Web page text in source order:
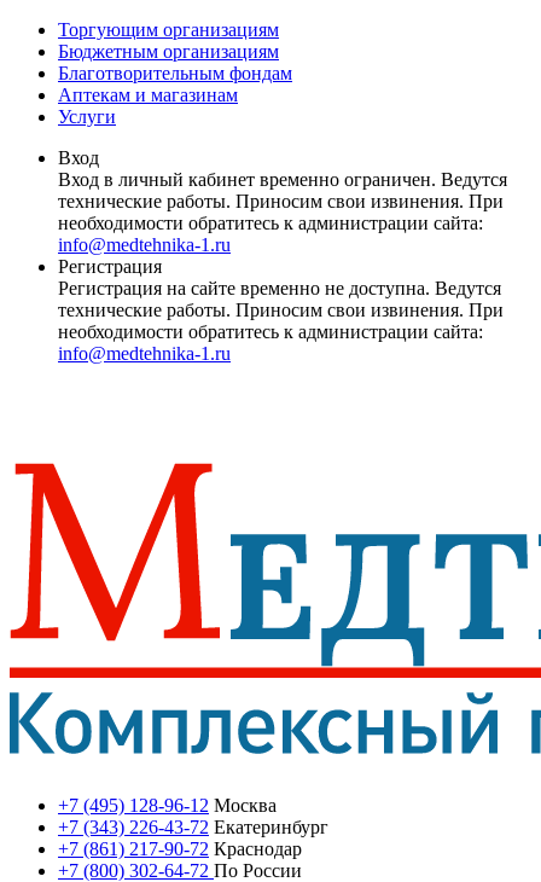
Торгующим организациям
Бюджетным организациям
Благотворительным фондам
Аптекам и магазинам
Услуги
Вход
Вход в личный кабинет временно ограничен. Ведутся
технические работы. Приносим свои извинения. При
необходимости обратитесь к администрации сайта:
info@medtehnika-1.ru
Регистрация
Регистрация на сайте временно не доступна. Ведутся
технические работы. Приносим свои извинения. При
необходимости обратитесь к администрации сайта:
info@medtehnika-1.ru
+7 (495) 128-96-12 Москва
+7 (343) 226-43-72 Екатеринбург
+7 (861) 217-90-72 Краснодар
+7 (800) 302-64-72 По России